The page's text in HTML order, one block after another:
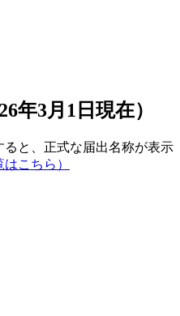
年3月1日現在）
と、正式な届出名称が表示
こちら）